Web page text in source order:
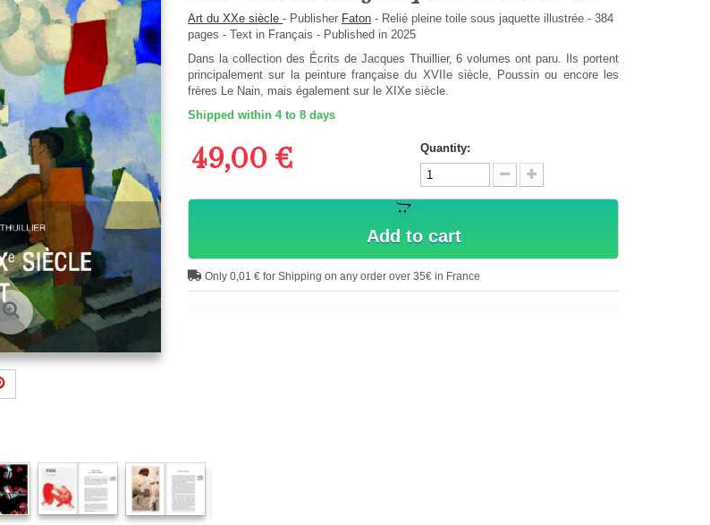
Art du XXe siècle- Publisher Faton - Relié pleine toile sous jaquette illustrée-384
pages -Text in Français- Published in 2025
Dans la collection des Écrits de Jacques Thuillier, 6 volumes ont paru. Ils portent
principalement sur la peinture française du XVIIe siècle, Poussin ou encore les
frères Le Nain, mais également sur le XIXe siècle.
Shipped within 4 to 8 days
49,00 € Quantity:
Add to cart
Only 0,01 € for Shipping on any order over 35€ in France